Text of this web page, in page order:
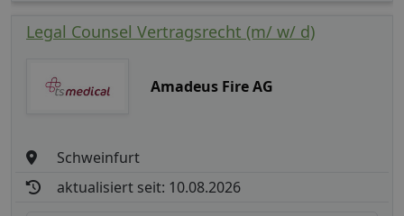
Legal Counsel Vertragsrecht (m/ w/ d)
Amadeus Fire AG
Schweinfurt
aktualisiert seit: 10.08.2026